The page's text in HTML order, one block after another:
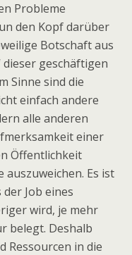
Probleme
den Kopf darüber
Botschaft aus
dieser geschäftigen
Sinne sind die
einfach andere
alle anderen
einer
Öffentlichkeit
auszuweichen. Es ist
Job eines
wird, je mehr
belegt. Deshalb
Ressourcen in die